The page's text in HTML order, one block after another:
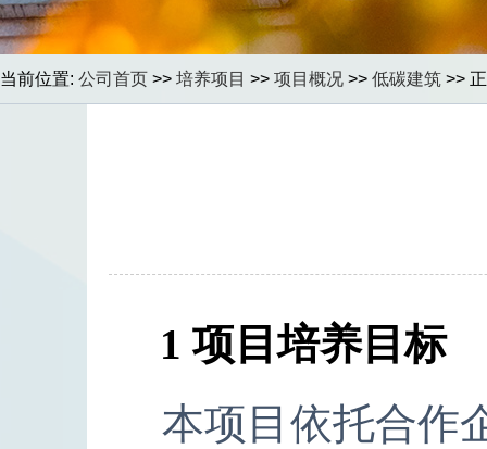
当前位置: 公司首页 >> 培养项目 >> 项目概况 >> 低碳建筑 >>
1项目培养目标
本项目依托合作